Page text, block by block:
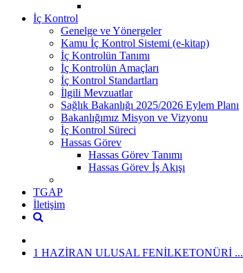
İç Kontrol
Genelge ve Yönergeler
Kamu İç Kontrol Sistemi (e-kitap)
İç Kontrolün Tanımı
İç Kontrolün Amaçları
İç Kontrol Standartları
İlgili Mevzuatlar
Sağlık Bakanlığı 2025/2026 Eylem Planı
Bakanlığımız Misyon ve Vizyonu
İç Kontrol Süreci
Hassas Görev
Hassas Görev Tanımı
Hassas Görev İş Akışı
TGAP
İletişim
1 HAZİRAN ULUSAL FENİLKETONÜRİ ...